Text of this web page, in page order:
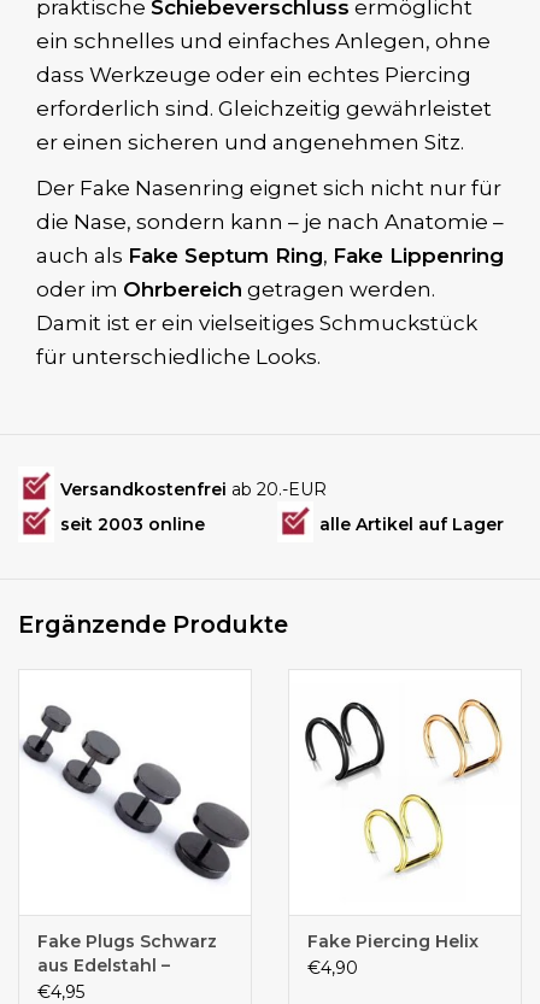
praktische Schiebeverschluss ermöglicht
ein schnelles und einfaches Anlegen, ohne
dass Werkzeuge oder ein echtes Piercing
erforderlich sind. Gleichzeitig gewährleistet
er einen sicheren und angenehmen Sitz.
Der Fake Nasenring eignet sich nicht nur für
die Nase, sondern kann – je nach Anatomie –
auch als Fake Septum Ring, Fake Lippenring
oder im Ohrbereich getragen werden.
Damit ist er ein vielseitiges Schmuckstück
für unterschiedliche Looks.
Versandkostenfrei ab 20.-EUR
seit 2003 online
alle Artikel auf Lager
Ergänzende Produkte
Fake Plugs Schwarz
aus Edelstahl –
Ohrstecker mit
€4,95
Fake Piercing Helix
€4,90